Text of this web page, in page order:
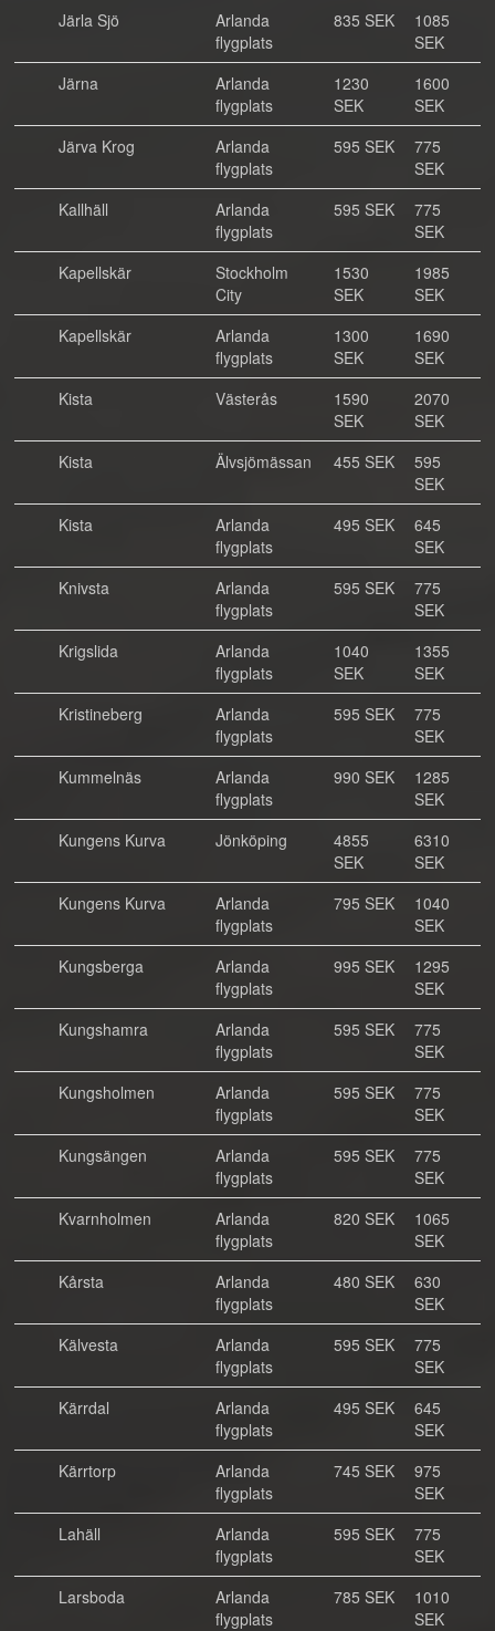
Järla Sjö
Arlanda
flygplats
835 SEK
1085
SEK
Järna
Arlanda
flygplats
1230
SEK
1600
SEK
Järva Krog
Arlanda
flygplats
595 SEK
775
SEK
Kallhäll
Arlanda
flygplats
595 SEK
775
SEK
Kapellskär
Stockholm
City
1530
SEK
1985
SEK
Kapellskär
Arlanda
flygplats
1300
SEK
1690
SEK
Kista
Västerås
1590
SEK
2070
SEK
Kista
Älvsjömässan 455 SEK
595
SEK
Kista
Arlanda
flygplats
495 SEK
645
SEK
Knivsta
Arlanda
flygplats
595 SEK
775
SEK
Krigslida
Arlanda
flygplats
1040
SEK
1355
SEK
Kristineberg
Arlanda
flygplats
595 SEK
775
SEK
Kummelnäs
Arlanda
flygplats
990 SEK
1285
SEK
Kungens Kurva
Jönköping
4855
SEK
6310
SEK
Kungens Kurva
Arlanda
flygplats
795 SEK
1040
SEK
Kungsberga
Arlanda
flygplats
995 SEK
1295
SEK
Kungshamra
Arlanda
flygplats
595 SEK
775
SEK
Kungsholmen
Arlanda
flygplats
595 SEK
775
SEK
Kungsängen
Arlanda
flygplats
595 SEK
775
SEK
Kvarnholmen
Arlanda
flygplats
820 SEK
1065
SEK
Kårsta
Arlanda
flygplats
480 SEK
630
SEK
Kälvesta
Arlanda
flygplats
595 SEK
775
SEK
Kärrdal
Arlanda
flygplats
495 SEK
645
SEK
Kärrtorp
Arlanda
flygplats
745 SEK
975
SEK
Lahäll
Arlanda
flygplats
595 SEK
775
SEK
Larsboda
Arlanda
flygplats
785 SEK
1010
SEK